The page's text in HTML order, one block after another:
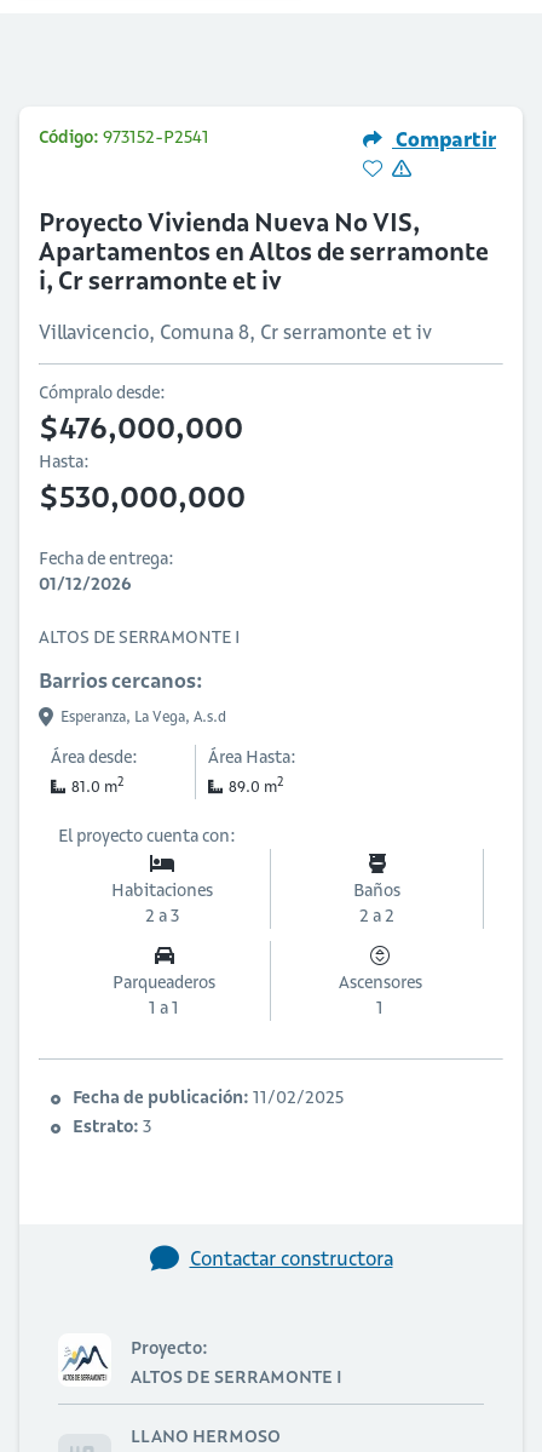
Código: 973152-P2541 Compartir
Proyecto Vivienda Nueva No VIS,
Apartamentos en Altos de serramonte
i, Cr serramonte et iv
Villavicencio, Comuna 8, Cr serramonte et iv
Cómpralo desde:
$476,000,000
Hasta:
$530,000,000
Fecha de entrega:
01/12/2026
ALTOS DE SERRAMONTE I
Barrios cercanos:
Esperanza, La Vega, A.s.d
Área desde:
81.0 m2
Área Hasta:
89.0 m2
El proyecto cuenta con:
Habitaciones
2 a 3
Baños
2 a 2
Parqueaderos
1 a 1
Ascensores
1
Fecha de publicación: 11/02/2025
Estrato: 3
Contactar constructora
Proyecto:
ALTOS DE SERRAMONTE I
LLANO HERMOSO